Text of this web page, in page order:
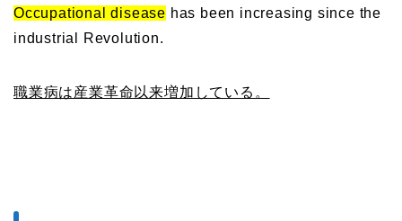
Occupational disease has been increasing since the
industrial Revolution.
職業病は産業革命以来増加している。